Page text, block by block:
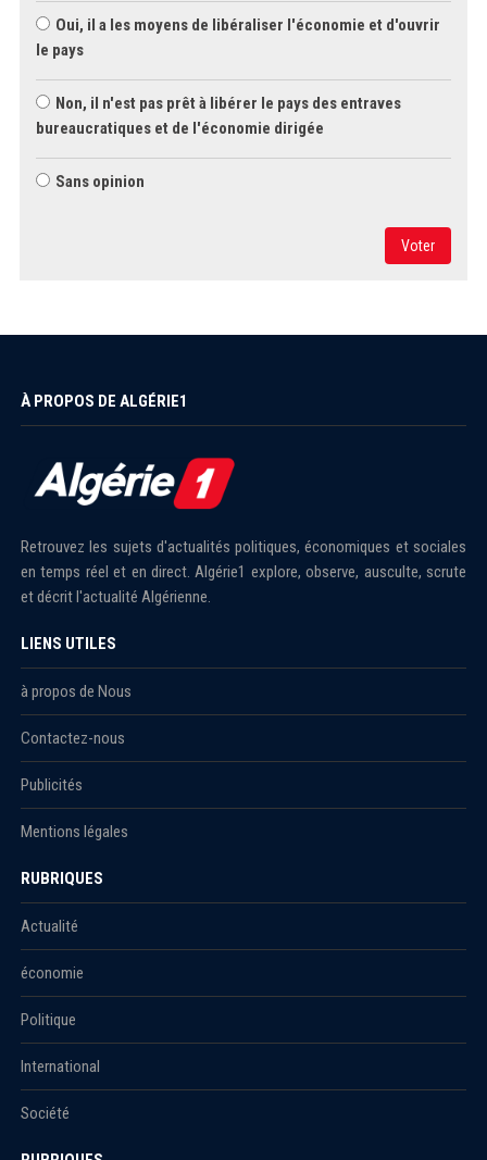
Oui, il a les moyens de libéraliser l'économie et d'ouvrir
le pays
Non, il n'est pas prêt à libérer le pays des entraves
bureaucratiques et de l'économie dirigée
Sans opinion
Voter
À PROPOS DE ALGÉRIE1
Retrouvez les sujets d'actualités politiques, économiques et sociales
en temps réel et en direct. Algérie1 explore, observe, ausculte, scrute
et décrit l'actualité Algérienne.
LIENS UTILES
à propos de Nous
Contactez-nous
Publicités
Mentions légales
RUBRIQUES
Actualité
économie
Politique
International
Société